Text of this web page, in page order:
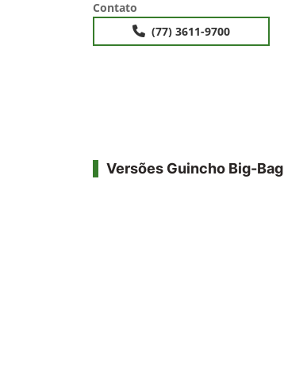
Contato
(77) 3611-9700
Versões Guincho Big-Bag